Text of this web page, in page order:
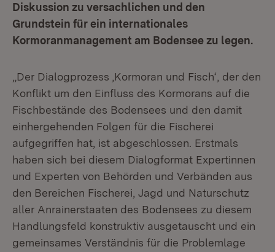
Diskussion zu versachlichen und den
Grundstein für ein internationales
Kormoranmanagement am Bodensee zu legen.
„Der Dialogprozess ‚Kormoran und Fisch‘, der den
Konflikt um den Einfluss des Kormorans auf die
Fischbestände des Bodensees und den damit
einhergehenden Folgen für die Fischerei
aufgegriffen hat, ist abgeschlossen. Erstmals
haben sich bei diesem Dialogformat Expertinnen
und Experten von Behörden und Verbänden aus
den Bereichen Fischerei, Jagd und Naturschutz
aller Anrainerstaaten des Bodensees zu diesem
Handlungsfeld konstruktiv ausgetauscht und ein
gemeinsames Verständnis für die Problemlage